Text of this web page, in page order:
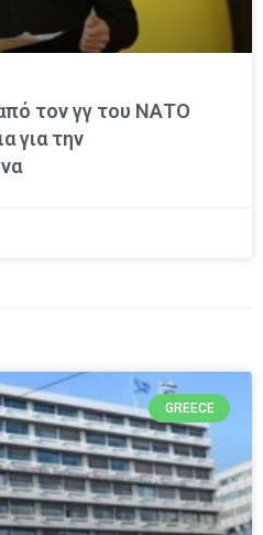
τον γγ του ΝΑΤΟ
για την
GREECE